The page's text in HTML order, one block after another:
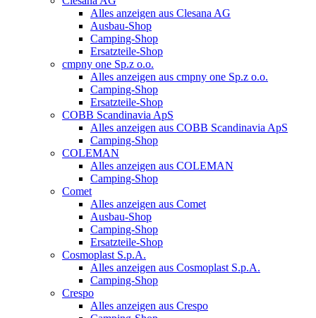
Alles anzeigen aus Clesana AG
Ausbau-Shop
Camping-Shop
Ersatzteile-Shop
cmpny one Sp.z o.o.
Alles anzeigen aus cmpny one Sp.z o.o.
Camping-Shop
Ersatzteile-Shop
COBB Scandinavia ApS
Alles anzeigen aus COBB Scandinavia ApS
Camping-Shop
COLEMAN
Alles anzeigen aus COLEMAN
Camping-Shop
Comet
Alles anzeigen aus Comet
Ausbau-Shop
Camping-Shop
Ersatzteile-Shop
Cosmoplast S.p.A.
Alles anzeigen aus Cosmoplast S.p.A.
Camping-Shop
Crespo
Alles anzeigen aus Crespo